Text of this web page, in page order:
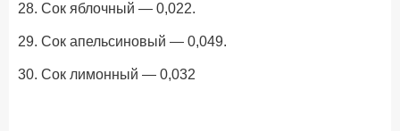
28. Сок яблочный — 0,022.
29. Сок апельсиновый — 0,049.
30. Сок лимонный — 0,032